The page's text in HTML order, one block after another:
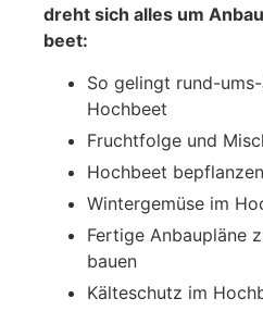
dreht sich alles um
beet:
So gelingt rund-
Hoch­beet
Frucht­fol­ge und
Hoch­beet
Win­ter­ge­mü­se im
Fer­ti­ge Anbau­plä­ne
bau­en
Käl­te­schutz im